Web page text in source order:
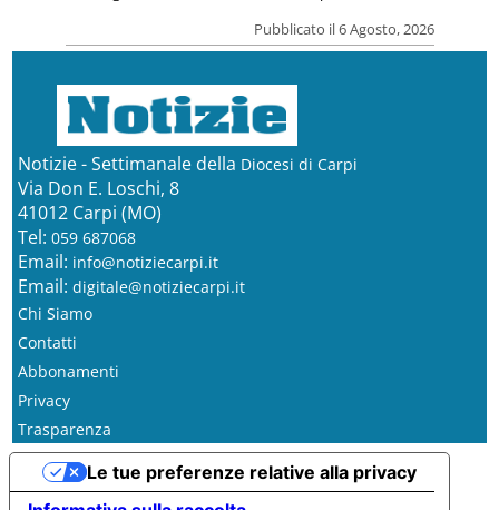
Pubblicato il 6 Agosto, 2026
Notizie - Settimanale della Diocesi di Carpi
Via Don E. Loschi, 8
41012 Carpi (MO)
Tel: 059 687068
Email: info@notiziecarpi.it
Email: digitale@notiziecarpi.it
Chi Siamo
Contatti
Abbonamenti
Privacy
Trasparenza
Le tue preferenze relative alla privacy